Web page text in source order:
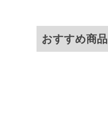
サイズ
3L
おすすめ商品